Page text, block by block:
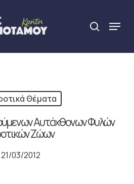
search
Menu
Θέματα
Αυτόχθονων Φυλών
Ζώων
21/03/2012
Close